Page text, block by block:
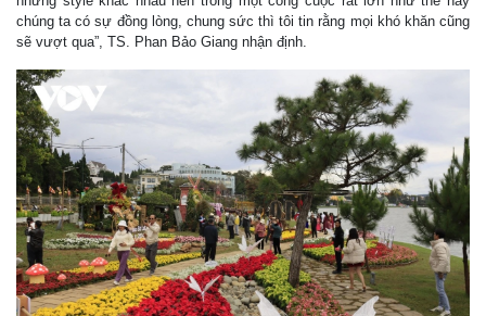
chúng ta có sự đồng lòng, chung sức thì tôi tin rằng mọi khó khăn cũng
sẽ vượt qua”, TS. Phan Bảo Giang nhận định.